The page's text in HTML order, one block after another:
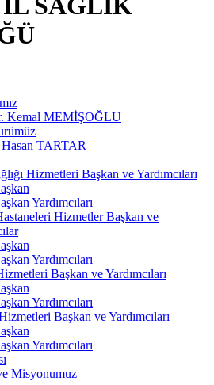
SAĞLIK
Kemal MEMİŞOĞLU
TARTAR
Hizmetleri Başkan ve Yardımcıları
Yardımcıları
Hizmetler Başkan ve
Yardımcıları
Başkan ve Yardımcıları
Yardımcıları
Başkan ve Yardımcıları
Yardımcıları
Misyonumuz